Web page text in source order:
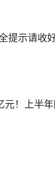
提示请收
元！上半